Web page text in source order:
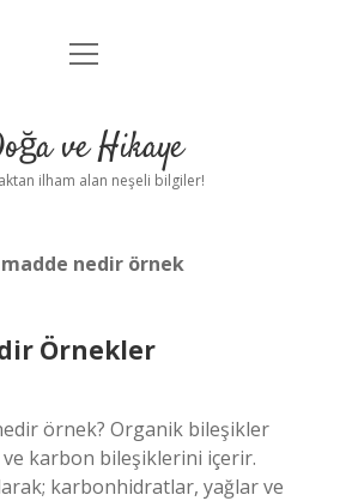
Anasayfa
Yasal Uyarı
menüyü
ve Hikaye
ilham alan neşeli bilgiler!
nedir örnek
Örnekler
örnek? Organik bileşikler
karbon bileşiklerini içerir.
karbonhidratlar, yağlar ve